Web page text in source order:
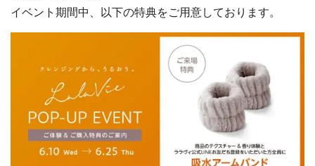
イベント期間中、以下の特典をご用意しております。